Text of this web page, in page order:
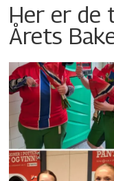
Her er de
Årets